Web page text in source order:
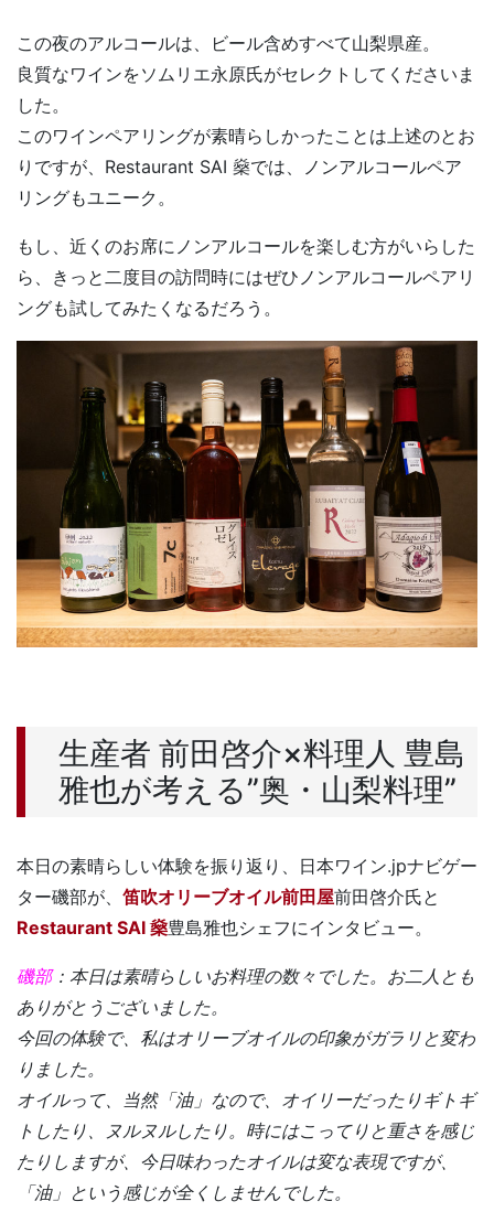
この夜のアルコールは、ビール含めすべて山梨県産。
良質なワインをソムリエ永原氏がセレクトしてくださいま
した。
このワインペアリングが素晴らしかったことは上述のとお
りですが、Restaurant SAI 燊では、ノンアルコールペア
リングもユニーク。
もし、近くのお席にノンアルコールを楽しむ方がいらした
ら、きっと二度目の訪問時にはぜひノンアルコールペアリ
ングも試してみたくなるだろう。
生産者 前田啓介×料理人 豊島
雅也が考える”奥・山梨料理”
本日の素晴らしい体験を振り返り、日本ワイン.jpナビゲー
ター磯部が、 笛吹オリーブオイル前田屋前田啓介氏と
Restaurant SAI 燊豊島雅也シェフにインタビュー。
磯部：本日は素晴らしいお料理の数々でした。お二人とも
ありがとうございました。
今回の体験で、私はオリーブオイルの印象がガラリと変わ
りました。
オイルって、当然「油」なので、オイリーだったりギトギ
トしたり、ヌルヌルしたり。時にはこってりと重さを感じ
たりしますが、今日味わったオイルは変な表現ですが、
「油」という感じが全くしませんでした。